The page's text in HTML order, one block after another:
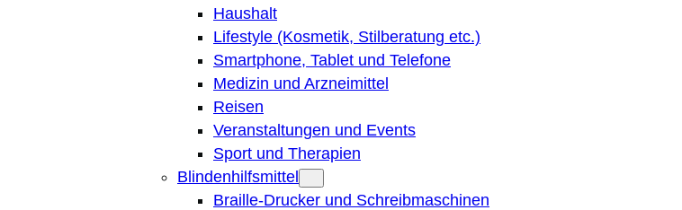
Haushalt
Lifestyle (Kosmetik, Stilberatung etc.)
Smartphone, Tablet und Telefone
Medizin und Arzneimittel
Reisen
Veranstaltungen und Events
Sport und Therapien
Blindenhilfsmittel
Braille-Drucker und Schreibmaschinen